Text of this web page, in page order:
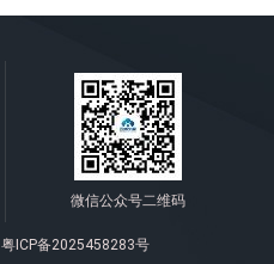
微信公众号二维码
粤ICP备2025458283号